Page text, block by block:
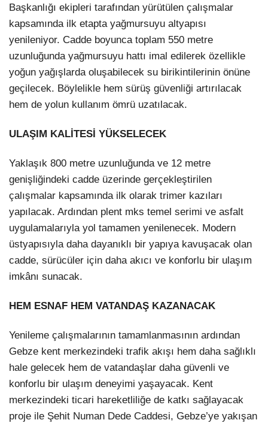
Başkanlığı ekipleri tarafından yürütülen çalışmalar
kapsamında ilk etapta yağmursuyu altyapısı
yenileniyor. Cadde boyunca toplam 550 metre
uzunluğunda yağmursuyu hattı imal edilerek özellikle
yoğun yağışlarda oluşabilecek su birikintilerinin önüne
geçilecek. Böylelikle hem sürüş güvenliği artırılacak
hem de yolun kullanım ömrü uzatılacak.
ULAŞIM KALİTESİ YÜKSELECEK
Yaklaşık 800 metre uzunluğunda ve 12 metre
genişliğindeki cadde üzerinde gerçekleştirilen
çalışmalar kapsamında ilk olarak trimer kazıları
yapılacak. Ardından plent mks temel serimi ve asfalt
uygulamalarıyla yol tamamen yenilenecek. Modern
üstyapısıyla daha dayanıklı bir yapıya kavuşacak olan
cadde, sürücüler için daha akıcı ve konforlu bir ulaşım
imkânı sunacak.
HEM ESNAF HEM VATANDAŞ KAZANACAK
Yenileme çalışmalarının tamamlanmasının ardından
Gebze kent merkezindeki trafik akışı hem daha sağlıklı
hale gelecek hem de vatandaşlar daha güvenli ve
konforlu bir ulaşım deneyimi yaşayacak. Kent
merkezindeki ticari hareketliliğe de katkı sağlayacak
proje ile Şehit Numan Dede Caddesi, Gebze’ye yakışan